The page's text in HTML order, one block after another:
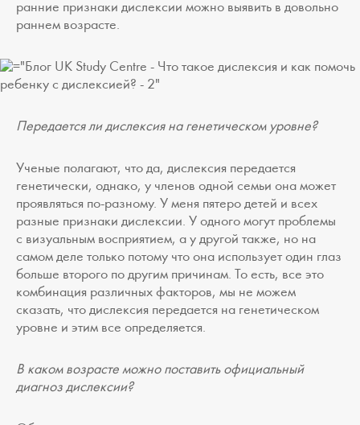
ранние признаки дислексии можно выявить в довольно
раннем возрасте.
Передается ли дислексия на генетическом уровне?
Ученые полагают, что да, дислексия передается
генетически, однако, у членов одной семьи она может
проявляться по-разному. У меня пятеро детей и всех
разные признаки дислексии. У одного могут проблемы
с визуальным восприятием, а у другой также, но на
самом деле только потому что она использует один глаз
больше второго по другим причинам. То есть, все это
комбинация различных факторов, мы не можем
сказать, что дислексия передается на генетическом
уровне и этим все определяется.
В каком возрасте можно поставить официальный
диагноз дислексии?